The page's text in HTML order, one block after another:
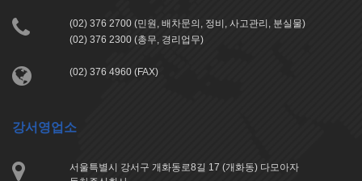
(02) 376 2700 (민원, 배차문의, 정비, 사고관리, 분실물)
(02) 376 2300 (총무, 경리업무)
(02) 376 4960 (FAX)
강서영업소
서울특별시 강서구 개화동로8길 17 (개화동) 다모아자